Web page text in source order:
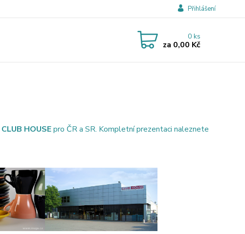
Přihlášení
0ks
za 0,00 Kč
CLUB HOUSEpro ČR a SR. Kompletní prezentaci naleznete